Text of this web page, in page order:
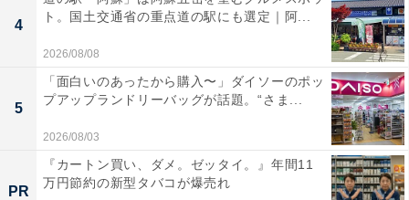
4
ト。国土交通省の重点道の駅にも選定｜阿...
2026/08/08
5
「面白いのあったから購入〜」ダイソーのポッ
プアップランドリーバッグが話題。“さま...
2026/08/03
PR
『カートン買い、ダメ。ゼッタイ。』年間11
万円節約の新型タバコが爆売れ